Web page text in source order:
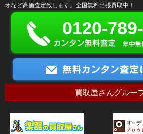
オなど高価査定致します。全国無料出張買取中！
0120-
買取屋さんグルー